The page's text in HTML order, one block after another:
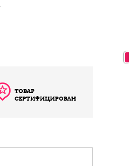
ТОВАР
СЕРТИФИЦИРОВАН